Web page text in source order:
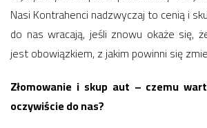
Nasi Kontrahenci nadzwyczaj to cenią i
do nas wracają, jeśli znowu okaże się,
jest obowiązkiem, z jakim powinni się
Złomowanie i skup aut – czemu
oczywiście do nas?